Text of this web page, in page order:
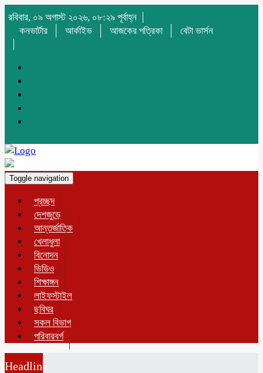
রবিবার, ০৯ অগাস্ট ২০২৬, ০৮:২৯ পূর্বাহ্ন
কনভার্টার
আর্কাইভ আজকের পত্রিকা বেটা ভার্সন
Toggle navigation
প্রচ্ছদ
দেশজুড়ে
আন্তর্জাতিক
খেলাধুলা
বিনোদন
ভিডিও
শিক্ষাঙ্গন
লাইফস্টাইল
ছবিঘর
সকল বিভাগ
পরিবারবর্গ
Headline